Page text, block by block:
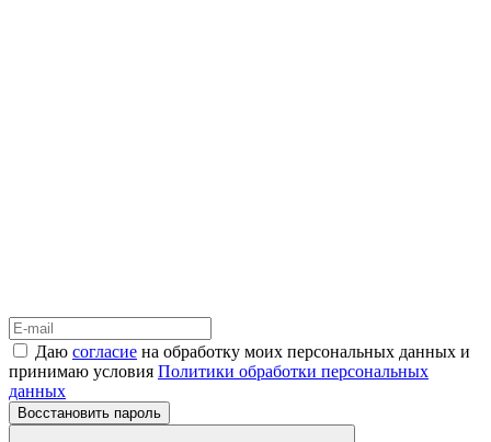
Даю согласие на обработку моих персональных данных и
принимаю условия Политики обработки персональных
данных
Восстановить пароль